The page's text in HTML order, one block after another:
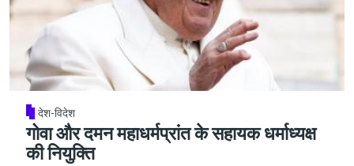
देश-विदेश
गोवा और दमन महाधर्मप्रांत के सहायक धर्माध्यक्ष
की नियुक्ति